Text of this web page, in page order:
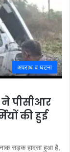
अपराध व घटना
ने पीसीआर
की हुई
सड़क हादसा हुआ है,